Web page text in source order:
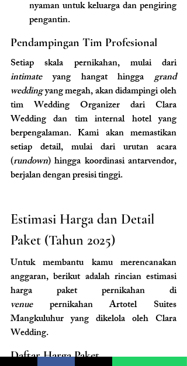
nyaman untuk keluarga dan pengiring
pengantin.
Pendampingan Tim Profesional
Setiap skala pernikahan, mulai dari
intimate yang hangat hingga grand
wedding yang megah, akan didampingi oleh
tim Wedding Organizer dari Clara
Wedding dan tim internal hotel yang
berpengalaman. Kami akan memastikan
setiap detail, mulai dari urutan acara
(rundown) hingga koordinasi antarvendor,
berjalan dengan presisi tinggi.
Estimasi Harga dan Detail
Paket (Tahun 2025)
Untuk membantu kamu merencanakan
anggaran, berikut adalah rincian estimasi
harga paket pernikahan di
venue pernikahan Artotel Suites
Mangkuluhur yang dikelola oleh Clara
Wedding.
Daftar Harga Paket